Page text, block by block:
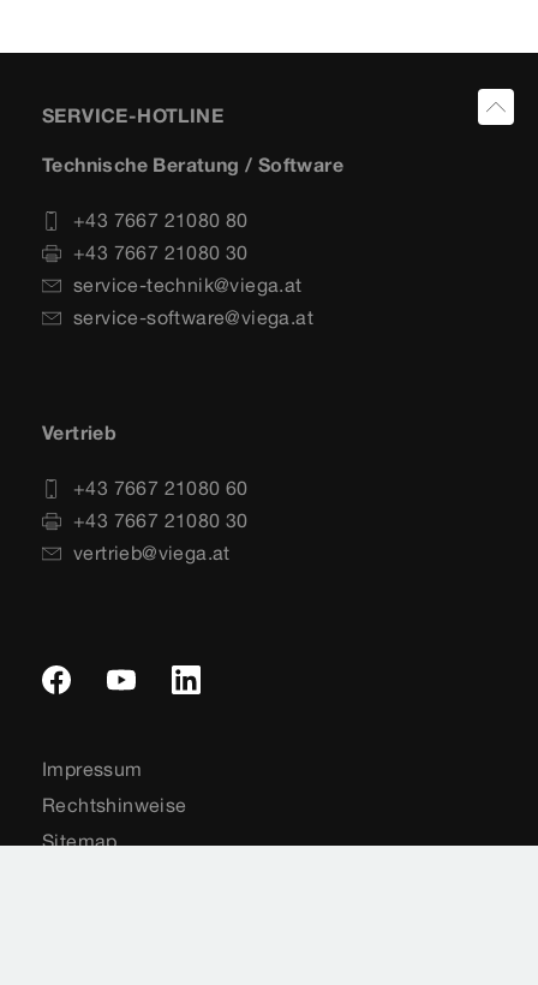
SERVICE-HOTLINE
Technische Beratung / Software
+43 7667 21080 80
+43 7667 21080 30
service-technik@viega.at
service-software@viega.at
Vertrieb
+43 7667 21080 60
+43 7667 21080 30
vertrieb@viega.at
Impressum
Rechtshinweise
Sitemap